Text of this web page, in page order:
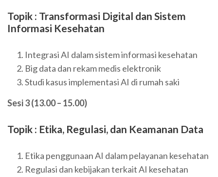
Topik : Transformasi Digital dan Sistem
Informasi Kesehatan
Integrasi AI dalam sistem informasi kesehatan
Big data dan rekam medis elektronik
Studi kasus implementasi AI di rumah saki
Sesi 3 (13.00 – 15.00)
Topik : Etika, Regulasi, dan Keamanan Data
Etika penggunaan AI dalam pelayanan kesehatan
Regulasi dan kebijakan terkait AI kesehatan